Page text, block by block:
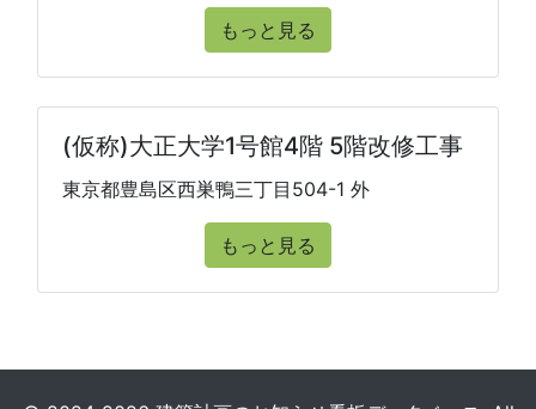
もっと見る
(仮称)大正大学1号館4階 5階改修工事
東京都豊島区西巣鴨三丁目504-1 外
もっと見る